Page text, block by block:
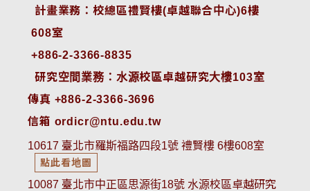
計畫業務：校總區禮賢樓(卓越聯合中心)6樓
608室
+886-2-3366-8835
研究空間業務：水源校區卓越研究大樓103室
傳真 +886-2-3366-3696
信箱 ordicr@ntu.edu.tw
10617 臺北市羅斯福路四段1號 禮賢樓 6樓608室
點此看地圖
10087 臺北市中正區思源街18號 水源校區卓越研究